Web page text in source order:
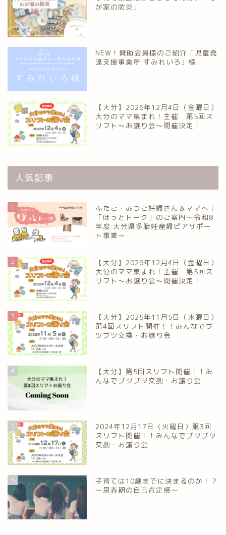
が家の防災」
NEW！賛助会員様のご紹介「児童発
達支援事業所 すみれいろ」様
【大分】2026年12月4日（金曜日）
大分のママ集まれ！主催 第5回ス
リフト〜お譲り会〜開催決定！
人気記事
1
ふたご・みつご妊婦さん＆ママへ｜
「ほっとトーク」のご案内～令和8
年度 大分県多胎妊産婦ピアサポー
ト事業～
2
【大分】2026年12月4日（金曜日）
大分のママ集まれ！主催 第5回ス
リフト〜お譲り会〜開催決定！
3
【大分】2025年11月5日（水曜日）
第4回スリフト開催！！みんなでブ
ツブツ交換・お譲り会
4
【大分】第5回スリフト開催！！み
んなでブツブツ交換・お譲り会
5
2024年12月17日（火曜日）第3回
スリフト開催！！みんなでブツブツ
交換・お譲り会
6
子育ては10歳までに決まるのか！？
～思春期の自己肯定感～